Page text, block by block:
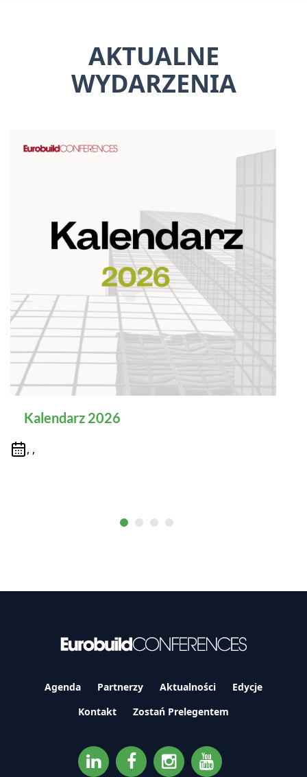
AKTUALNE
WYDARZENIA
Kalendarz 2026
, ,
Agenda Partnerzy Aktualności
Edycje
Kontakt
Zostań Prelegentem